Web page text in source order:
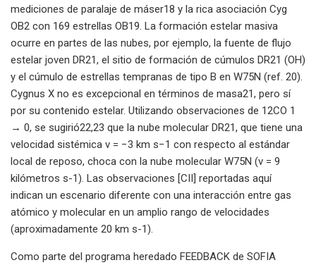
mediciones de paralaje de máser18 y la rica asociación Cyg
OB2 con 169 estrellas OB19. La formación estelar masiva
ocurre en partes de las nubes, por ejemplo, la fuente de flujo
estelar joven DR21, el sitio de formación de cúmulos DR21 (OH)
y el cúmulo de estrellas tempranas de tipo B en W75N (ref. 20).
Cygnus X no es excepcional en términos de masa21, pero sí
por su contenido estelar. Utilizando observaciones de 12CO 1
→ 0, se sugirió22,23 que la nube molecular DR21, que tiene una
velocidad sistémica v = −3 km s−1 con respecto al estándar
local de reposo, choca con la nube molecular W75N (v = 9
kilómetros s-1). Las observaciones [CII] reportadas aquí
indican un escenario diferente con una interacción entre gas
atómico y molecular en un amplio rango de velocidades
(aproximadamente 20 km s-1).
Como parte del programa heredado FEEDBACK de SOFIA